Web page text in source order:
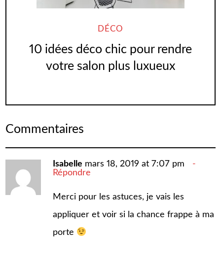
DÉCO
10 idées déco chic pour rendre
votre salon plus luxueux
Commentaires
Isabelle mars 18, 2019 at 7:07 pm
Répondre
Merci pour les astuces, je vais les
appliquer et voir si la chance frappe à ma
porte